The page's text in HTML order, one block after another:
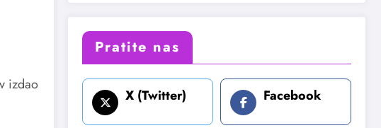
izdao
Pratite nas
X (Twitter) Facebook